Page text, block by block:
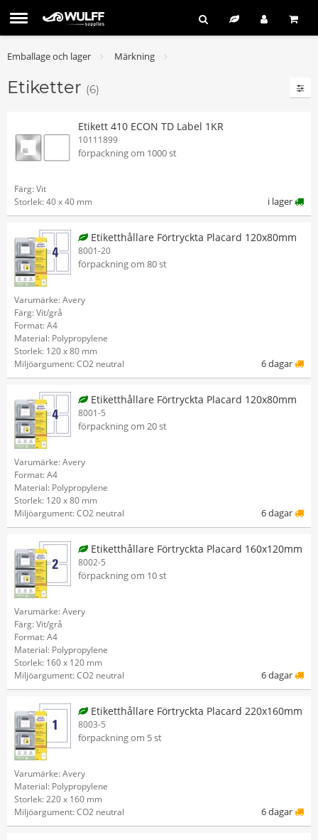
Emballage och lager Märkning
Etiketter (6)
Etikett 410 ECON TD Label 1KR
10111899
förpackning om 1000 st
Färg: Vit
Storlek: 40 x 40 mm
i lager
Etiketthållare Förtryckta Placard 120x80mm
8001-20
förpackning om 80 st
Varumärke: Avery
Färg: Vit/grå
Format: A4
Material: Polypropylene
Storlek: 120 x 80 mm
Miljöargument: CO2 neutral
6 dagar
Etiketthållare Förtryckta Placard 120x80mm
8001-5
förpackning om 20 st
Varumärke: Avery
Format: A4
Material: Polypropylene
Storlek: 120 x 80 mm
Miljöargument: CO2 neutral
6 dagar
Etiketthållare Förtryckta Placard 160x120mm
8002-5
förpackning om 10 st
Varumärke: Avery
Färg: Vit/grå
Format: A4
Material: Polypropylene
Storlek: 160 x 120 mm
Miljöargument: CO2 neutral
6 dagar
Etiketthållare Förtryckta Placard 220x160mm
8003-5
förpackning om 5 st
Varumärke: Avery
Material: Polypropylene
Storlek: 220 x 160 mm
Miljöargument: CO2 neutral
6 dagar